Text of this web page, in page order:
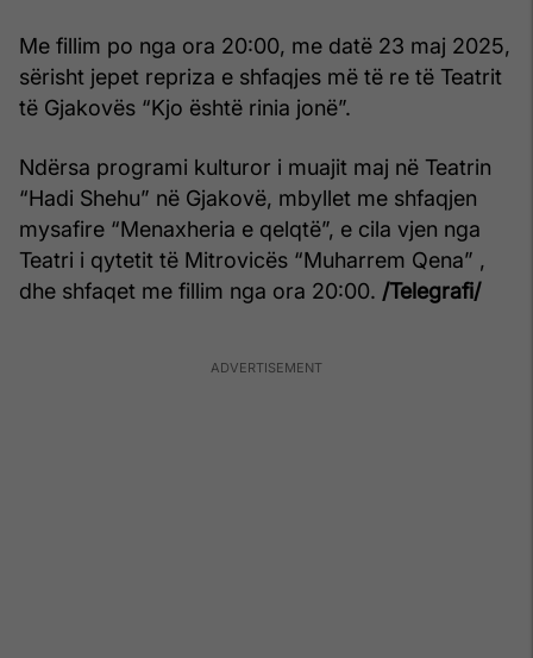
Me fillim po nga ora 20:00, me datë 23 maj 2025,
sërisht jepet repriza e shfaqjes më të re të Teatrit
të Gjakovës “Kjo është rinia jonë”.
Ndërsa programi kulturor i muajit maj në Teatrin
“Hadi Shehu” në Gjakovë, mbyllet me shfaqjen
mysafire “Menaxheria e qelqtë”, e cila vjen nga
Teatri i qytetit të Mitrovicës “Muharrem Qena” ,
dhe shfaqet me fillim nga ora 20:00. /Telegrafi/